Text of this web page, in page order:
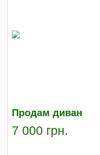
Продам диван
7 000 грн.